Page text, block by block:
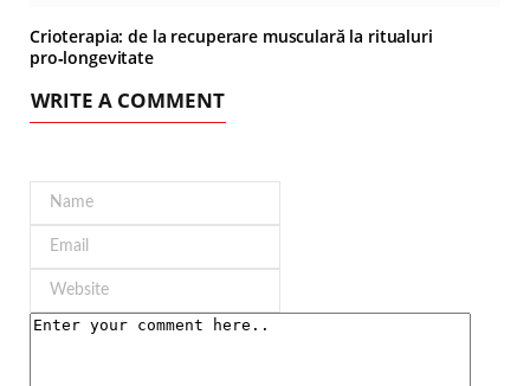
Crioterapia: de la recuperare musculară la ritualuri
pro‑longevitate
WRITE A COMMENT